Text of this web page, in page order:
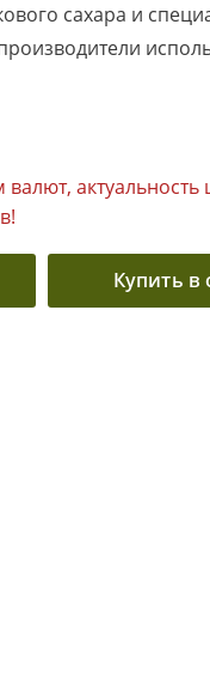
сахара и
Купить в